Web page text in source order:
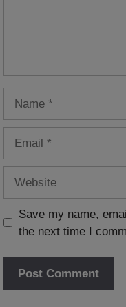
Save my name,
the next time I